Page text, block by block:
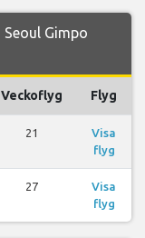
Gimpo
Veckoflyg Flyg
21
Visa
flyg
27
Visa
flyg